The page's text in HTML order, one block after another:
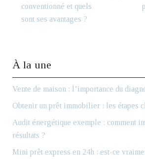
conventionné et quels
sont ses avantages ?
À la une
Vente de maison : l’importance du
Obtenir un prêt immobilier : les étapes
Audit énergétique exemple : comment
résultats ?
Mini prêt express en 24h : est-ce